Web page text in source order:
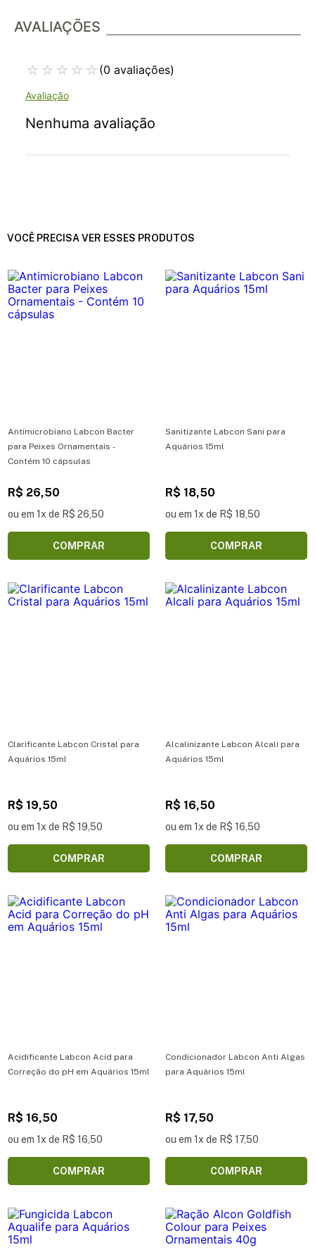
AVALIAÇÕES
☆ ☆ ☆ ☆ ☆ (0 avaliações)
Nenhuma avaliação
VOCÊ PRECISA VER ESSES PRODUTOS
Antimicrobiano Labcon Bacter
para Peixes Ornamentais -
Contém 10 cápsulas
R$ 26,50
ou em 1x de R$ 26,50
COMPRAR
Sanitizante Labcon Sani para
Aquários 15ml
R$ 18,50
ou em 1x de R$ 18,50
COMPRAR
Clarificante Labcon Cristal para
Aquários 15ml
R$ 19,50
ou em 1x de R$ 19,50
COMPRAR
Alcalinizante Labcon Alcali para
Aquários 15ml
R$ 16,50
ou em 1x de R$ 16,50
COMPRAR
Acidificante Labcon Acid para
Correção do pH em Aquários 15ml
R$ 16,50
ou em 1x de R$ 16,50
COMPRAR
Condicionador Labcon Anti Algas
para Aquários 15ml
R$ 17,50
ou em 1x de R$ 17,50
COMPRAR